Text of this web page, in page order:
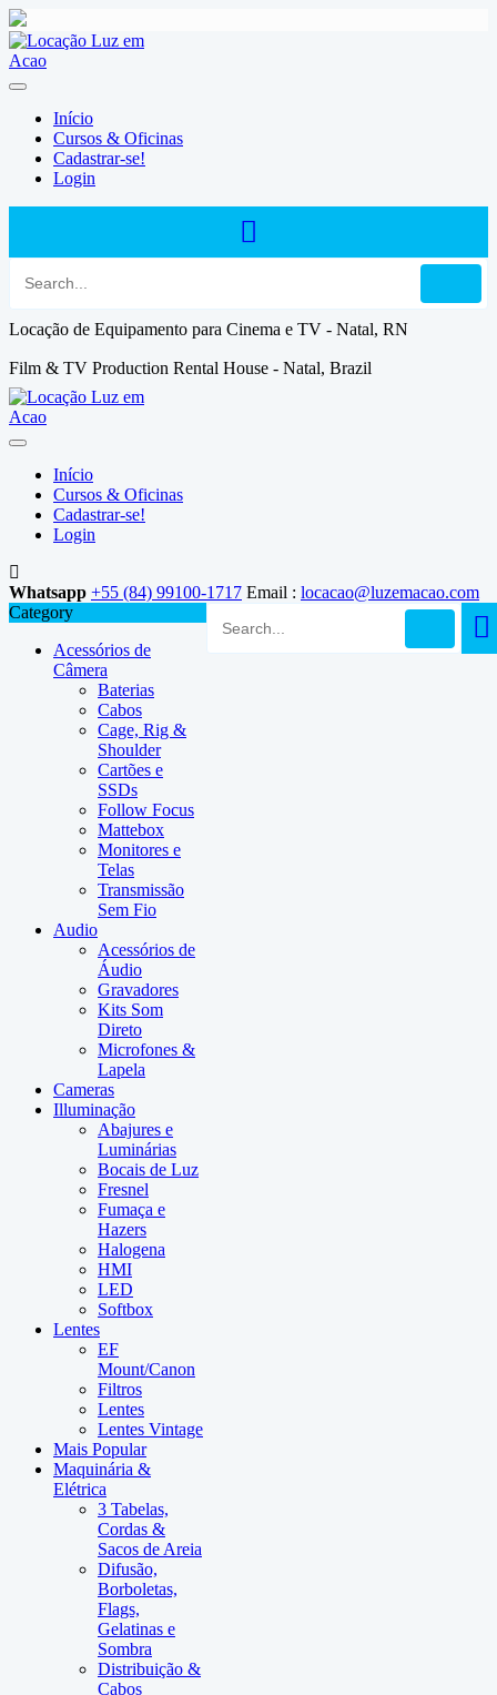
Skip
to
content
Início
Cursos & Oficinas
Cadastrar-se!
Login
Locação de Equipamento para Cinema e TV - Natal, RN
Film & TV Production Rental House - Natal, Brazil
Início
Cursos & Oficinas
Cadastrar-se!
Login
Whatsapp +55 (84) 99100-1717 Email : locacao@luzemacao.com
Category
Acessórios de
Câmera
Baterias
Cabos
Cage, Rig &
Shoulder
Cartões e
SSDs
Follow Focus
Mattebox
Monitores e
Telas
Transmissão
Sem Fio
Audio
Acessórios de
Áudio
Gravadores
Kits Som
Direto
Microfones &
Lapela
Cameras
Illuminação
Abajures e
Luminárias
Bocais de Luz
Fresnel
Fumaça e
Hazers
Halogena
HMI
LED
Softbox
Lentes
EF
Mount/Canon
Filtros
Lentes
Lentes Vintage
Mais Popular
Maquinária &
Elétrica
3 Tabelas,
Cordas &
Sacos de Areia
Difusão,
Borboletas,
Flags,
Gelatinas e
Sombra
Distribuição &
Cabos